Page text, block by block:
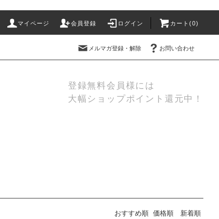
マイページ 会員登録 ログイン カート(0)
メルマガ登録・解除 お問い合わせ
登録無料会員様には
大幅ショップポイント還元中！
おすすめ順 価格順 新着順